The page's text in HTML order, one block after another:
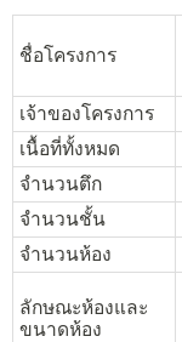
ชื่อโครงการ
เจ้าของโครงการ
เนื้อที่ทั้งหมด
จำนวนตึก
จำนวนชั้น
จำนวนห้อง
ลักษณะห้องและ
ขนาดห้อง